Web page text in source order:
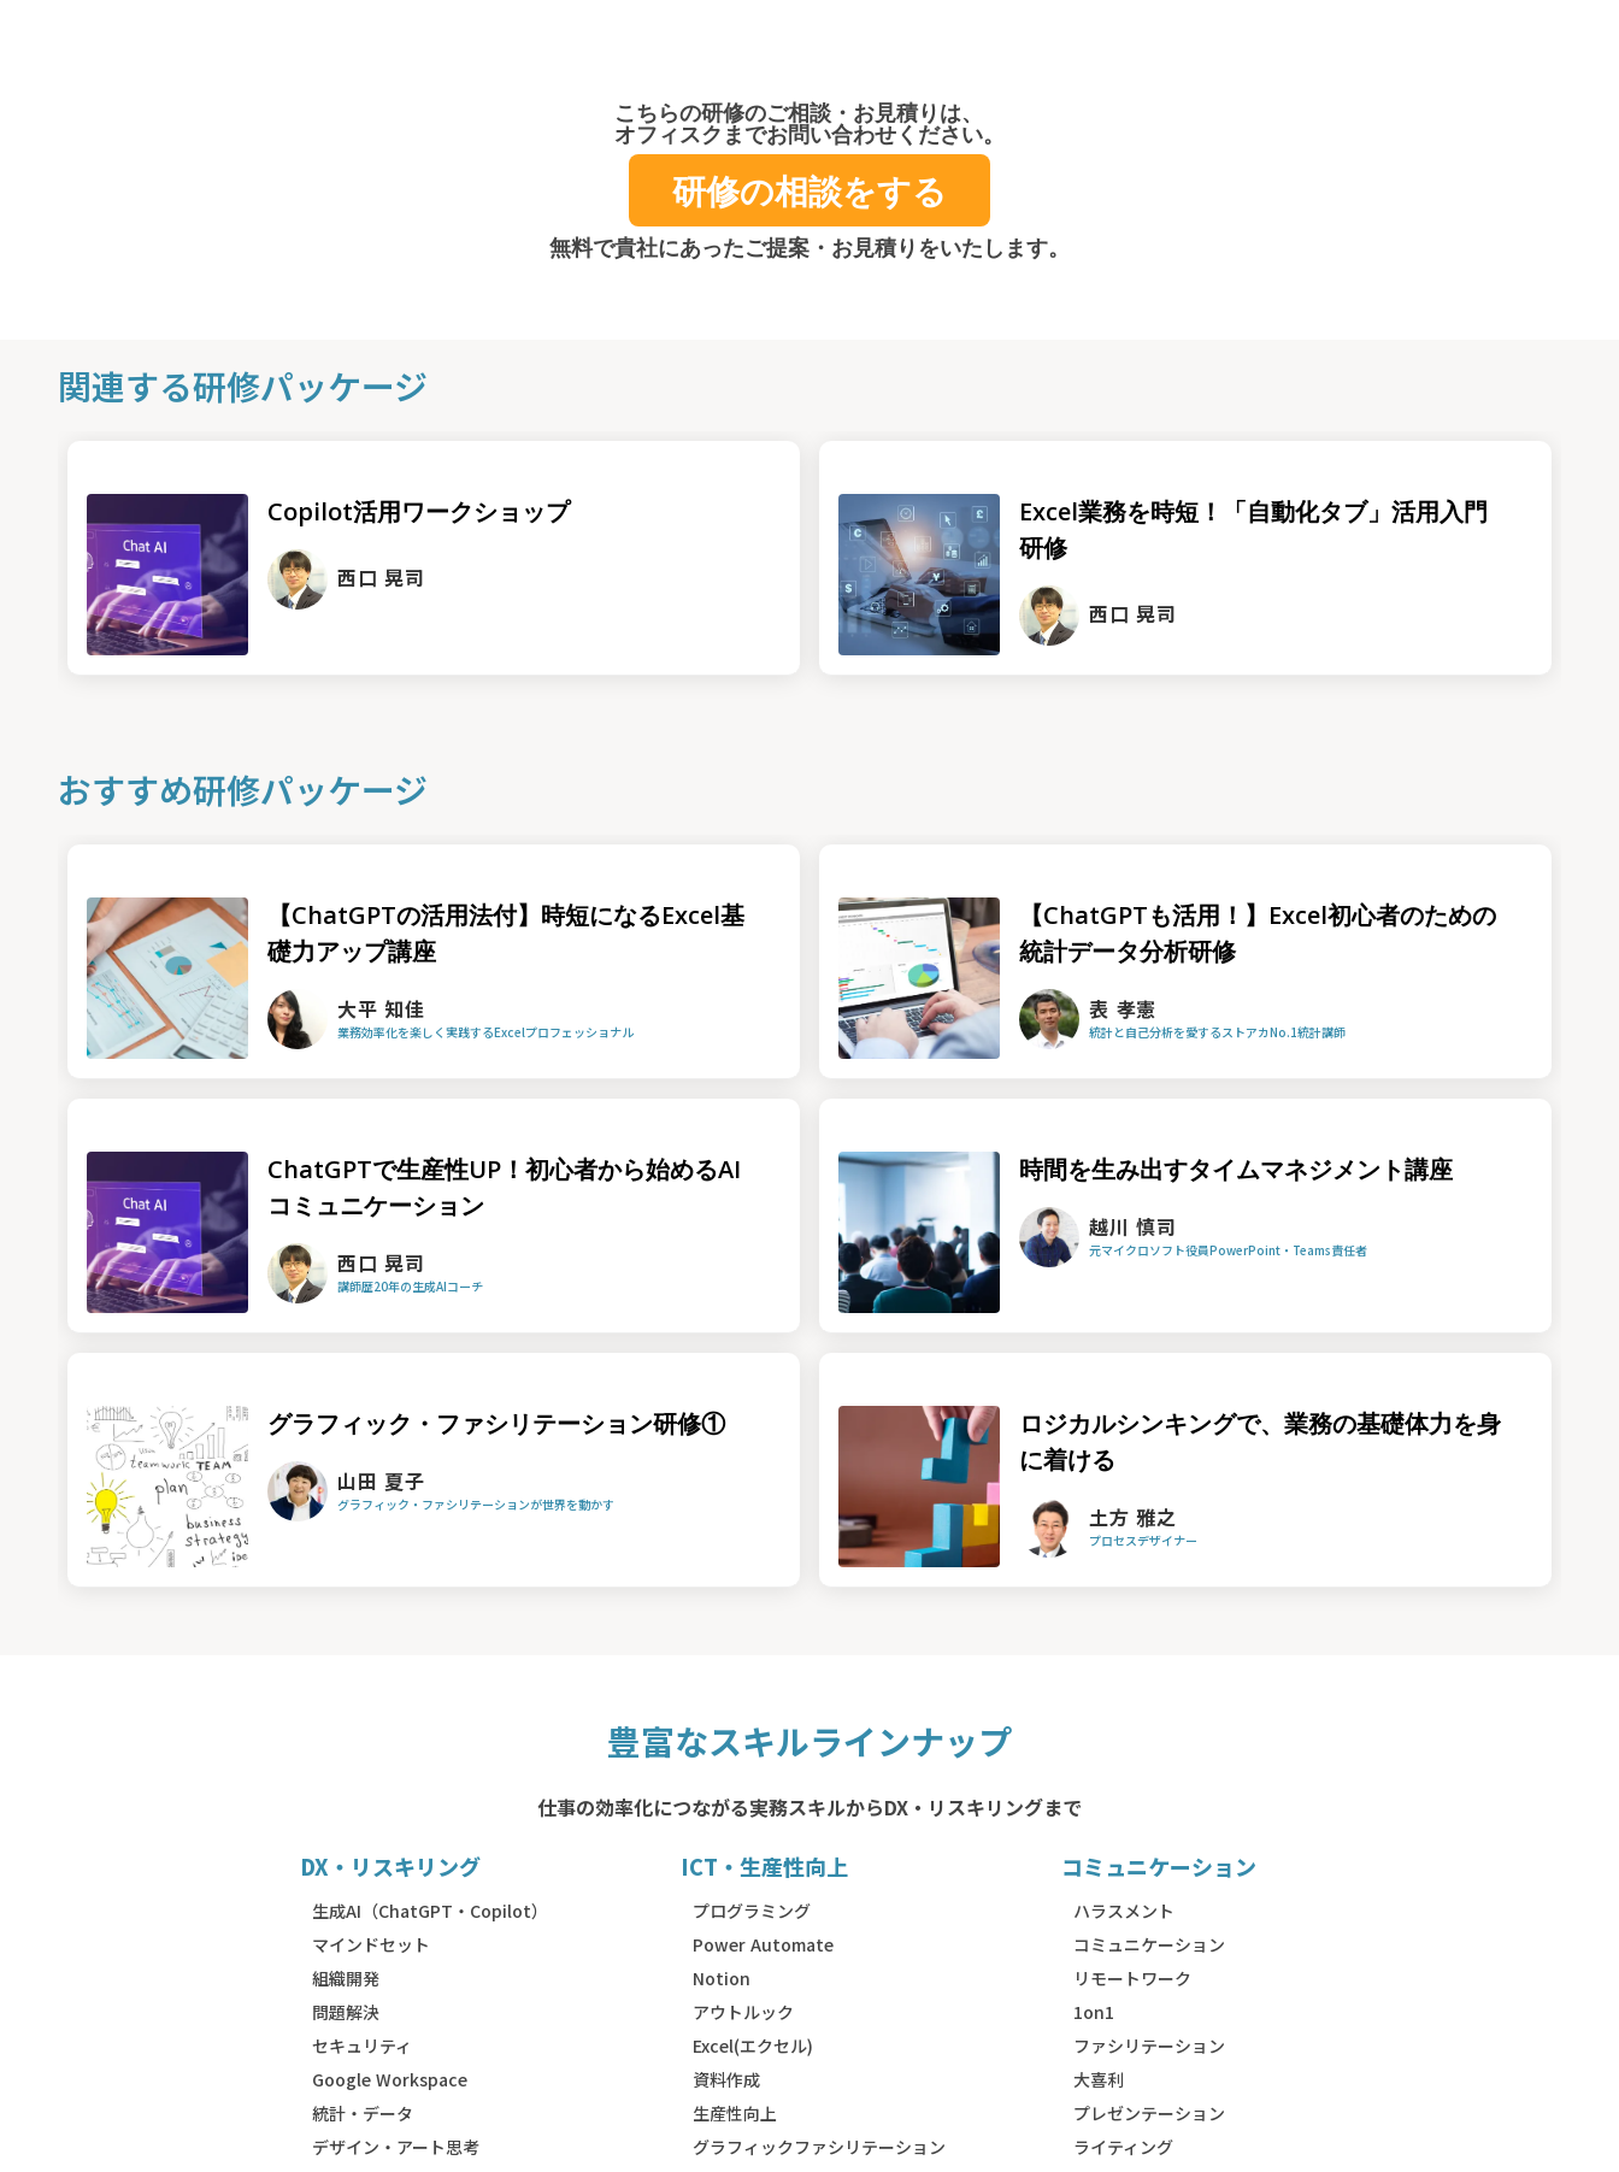
こちらの研修のご相談・お見積りは、
オフィスクまでお問い合わせください。
研修の相談をする
無料で貴社にあったご提案・お見積りをいたします。
関連する研修パッケージ
Copilot活用ワークショップ
西口 晃司
Excel業務を時短！「自動化タブ」活用入門
研修
西口 晃司
おすすめ研修パッケージ
【ChatGPTの活用法付】時短になるExcel基
礎力アップ講座
大平 知佳
業務効率化を楽しく実践するExcelプロフェッショナル
【ChatGPTも活用！】Excel初心者のための
統計データ分析研修
表 孝憲
統計と自己分析を愛するストアカNo.1統計講師
ChatGPTで生産性UP！初心者から始めるAI
コミュニケーション
西口 晃司
講師歴20年の生成AIコーチ
時間を生み出すタイムマネジメント講座
越川 慎司
元マイクロソフト役員PowerPoint・Teams責任者
グラフィック・ファシリテーション研修①
山田 夏子
グラフィック・ファシリテーションが世界を動かす
ロジカルシンキングで、業務の基礎体力を身
に着ける
土方 雅之
プロセスデザイナー
豊富なスキルラインナップ
仕事の効率化につながる実務スキルからDX・リスキリングまで
DX・リスキリング
生成AI（ChatGPT・Copilot）
マインドセット
組織開発
問題解決
セキュリティ
Google Workspace
統計・データ
デザイン・アート思考
ICT・生産性向上
プログラミング
Power Automate
Notion
アウトルック
Excel(エクセル)
資料作成
生産性向上
グラフィックファシリテーション
コミュニケーション
ハラスメント
コミュニケーション
リモートワーク
1on1
ファシリテーション
大喜利
プレゼンテーション
ライティング